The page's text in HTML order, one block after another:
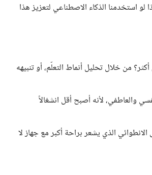
استخدمنا الذكاء الاصطناعي لتعزيز هذا
من خلال تحليل أنماط التعلّم، أو تنبيهه
والعاطفي، لأنه أصبح أقل انشغالاً
الذي يشعر براحة أكبر مع جهاز لا